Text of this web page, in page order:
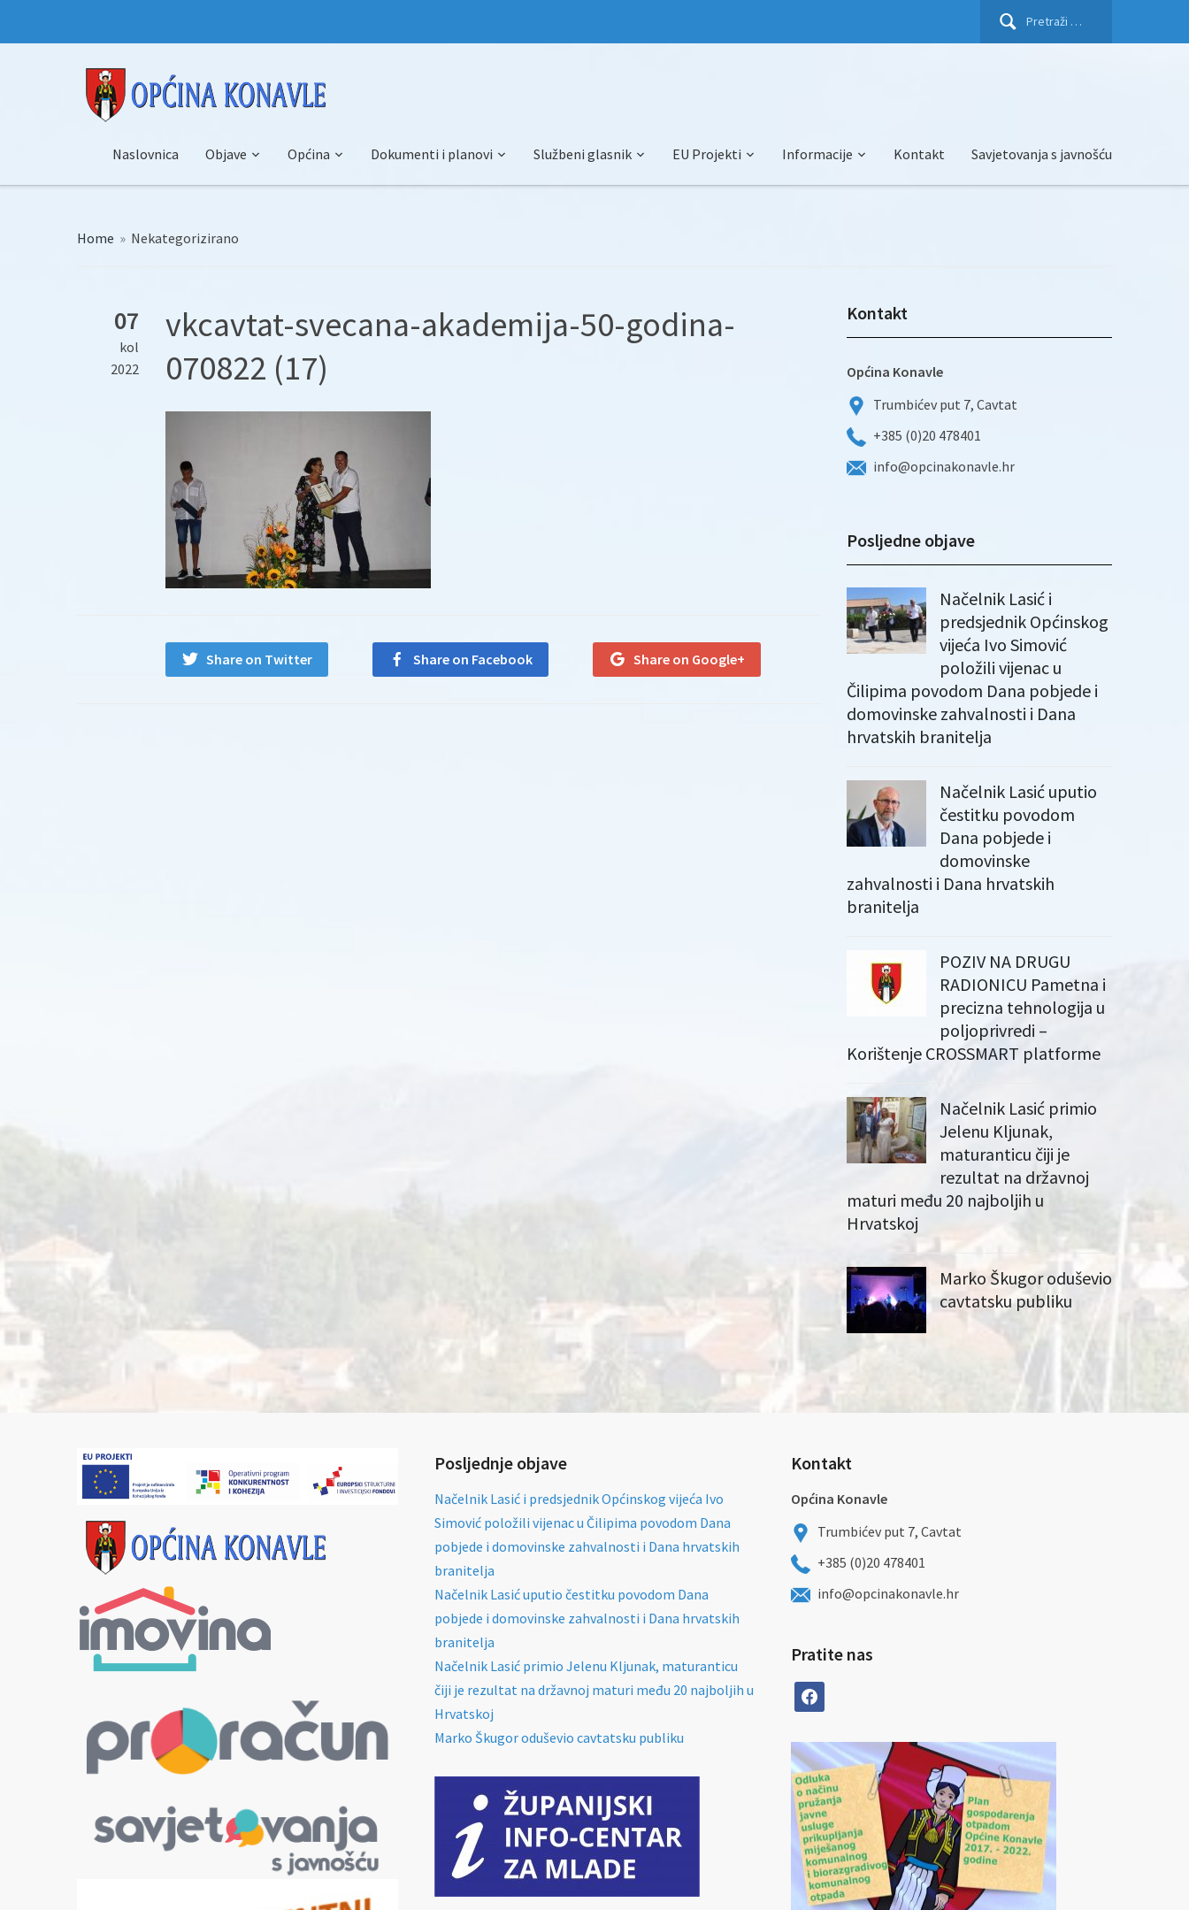
Pretraži:
Naslovnica Objave Općina Dokumenti i planovi Službeni glasnik EU Projekti Informacije Kontakt Savjetovanja s javnošću
Home » Nekategorizirano
07
kol
2022
vkcavtat-svecana-akademija-50-godina-
070822 (17)
Share on Twitter Share on Facebook Share on Google+
Kontakt
Općina Konavle
Trumbićev put 7, Cavtat
+385 (0)20 478401
info@opcinakonavle.hr
Posljedne objave
Načelnik Lasić i
predsjednik Općinskog
vijeća Ivo Simović
položili vijenac u
Čilipima povodom Dana pobjede i
domovinske zahvalnosti i Dana
hrvatskih branitelja
Načelnik Lasić uputio
čestitku povodom
Dana pobjede i
domovinske
zahvalnosti i Dana hrvatskih
branitelja
POZIV NA DRUGU
RADIONICU Pametna i
precizna tehnologija u
poljoprivredi –
Korištenje CROSSMART platforme
Načelnik Lasić primio
Jelenu Kljunak,
maturanticu čiji je
rezultat na državnoj
maturi među 20 najboljih u
Hrvatskoj
Marko Škugor oduševio
cavtatsku publiku
Posljednje objave
Načelnik Lasić i predsjednik Općinskog vijeća Ivo
Simović položili vijenac u Čilipima povodom Dana
pobjede i domovinske zahvalnosti i Dana hrvatskih
branitelja
Načelnik Lasić uputio čestitku povodom Dana
pobjede i domovinske zahvalnosti i Dana hrvatskih
branitelja
Načelnik Lasić primio Jelenu Kljunak, maturanticu
čiji je rezultat na državnoj maturi među 20 najboljih u
Hrvatskoj
Marko Škugor oduševio cavtatsku publiku
Kontakt
Općina Konavle
Trumbićev put 7, Cavtat
+385 (0)20 478401
info@opcinakonavle.hr
Pratite nas
facebook